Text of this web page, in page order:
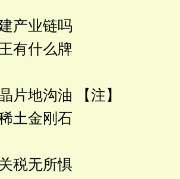
产业链吗
有什么牌
片地沟油 【注】
土金刚石
税无所惧